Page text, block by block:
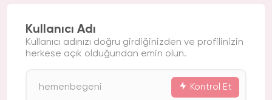
Kullanıcı Adı
Kullanıcı adınızı doğru girdiğinizden ve profilinizin
herkese açık olduğundan emin olun.
Kontrol Et